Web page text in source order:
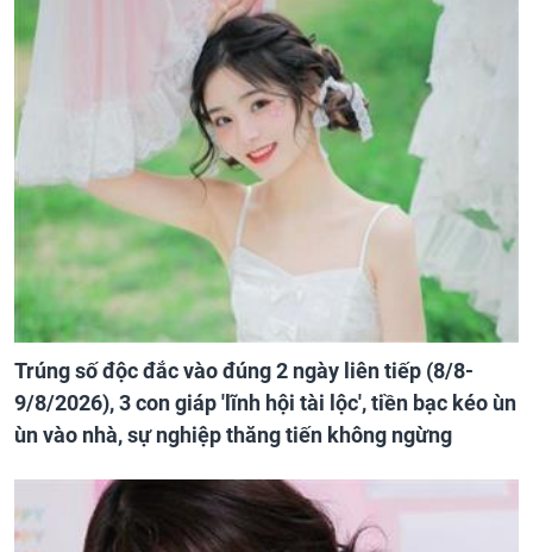
Trúng số độc đắc vào đúng 2 ngày liên tiếp (8/8-
9/8/2026), 3 con giáp 'lĩnh hội tài lộc', tiền bạc kéo ùn
ùn vào nhà, sự nghiệp thăng tiến không ngừng